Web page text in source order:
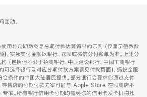
变动。
使用特定期数免息分期付款估算得出的示例 (仅显示整数数
)，实际支付金额以银行、花呗或微信分付账单为准。上述分
(包括但不限于招商银行、中国建设银行、中国工商银行
可选择银行及对应分期付款方案请见付款页面)、蚂蚁金服
条件的中国大陆居民提供。部分银行会要求你通过支付
售店的分期付款方案可能与 Apple Store 在线商店不
家。所有银行信用卡分期均需经你的信用卡发卡机构批